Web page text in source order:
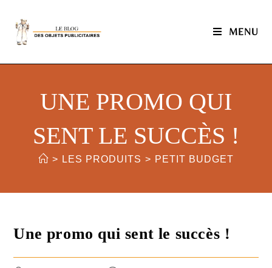
MENU
UNE PROMO QUI
SENT LE SUCCÈS !
> LES PRODUITS > PETIT BUDGET
Une promo qui sent le succès !